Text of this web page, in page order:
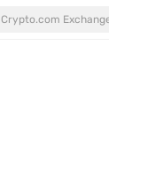
Crypto.com Exchange